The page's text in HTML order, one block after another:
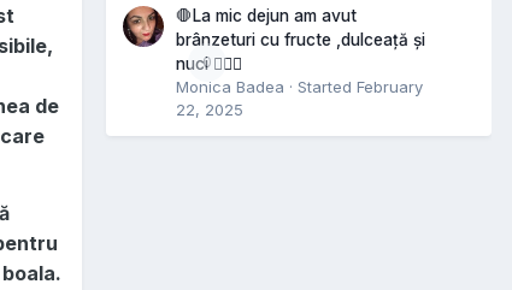
de
0
🛑La mic dejun am avut
brânzeturi cu fructe ,dulceață și
nuci 🤷🏻‍♀️
Monica Badea · Started February
22, 2025